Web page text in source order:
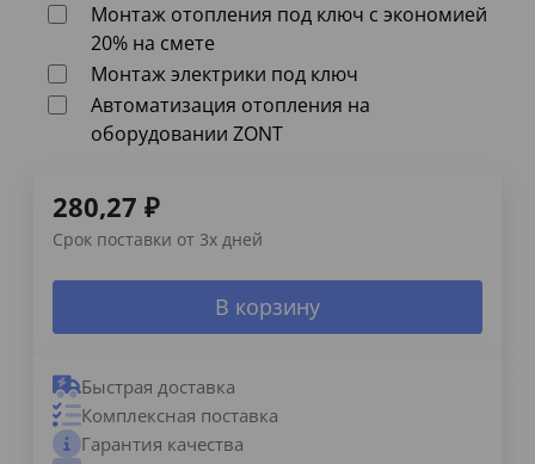
Монтаж отопления под ключ с экономией
20% на смете
Монтаж электрики под ключ
Автоматизация отопления на
оборудовании ZONT
280,27 ₽
Срок поставки от 3х дней
В корзину
Быстрая доставка
Комплексная поставка
Гарантия качества